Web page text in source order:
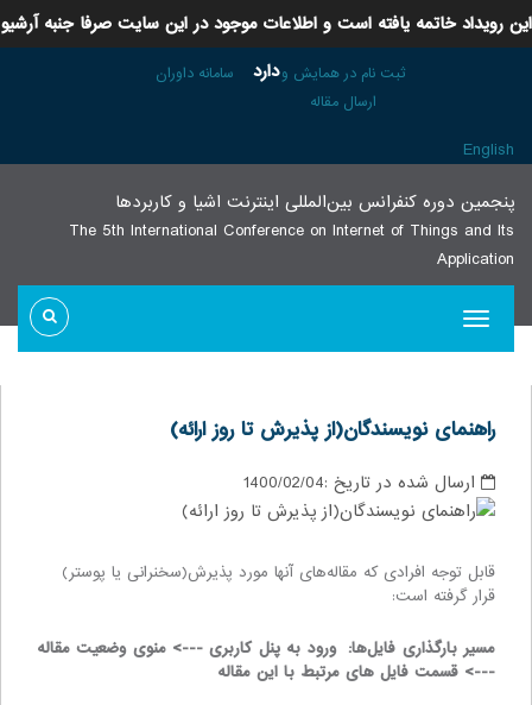
این رویداد خاتمه یافته است و اطلاعات موجود در این سایت صرفا جنبه آرشیو
داردثبت نام در همایش و
ارسال مقاله
سامانه داوران
English
پنجمين دوره كنفرانس بین‌المللی اينترنت اشيا و كاربردها
The 5th International Conference on Internet of Things and Its
Application
راهنمای نویسندگان(از پذیرش تا روز ارائه)
ارسال شده در تاریخ :1400/02/04
قابل توجه افرادی که مقاله‌های آنها مورد پذیرش(سخنرانی یا پوستر)
قرار گرفته است:
مسیر بارگذاری فایل‌ها: ورود به پنل کاربری ---> منوی وضعیت مقاله
---> قسمت فایل های مرتبط با این مقاله